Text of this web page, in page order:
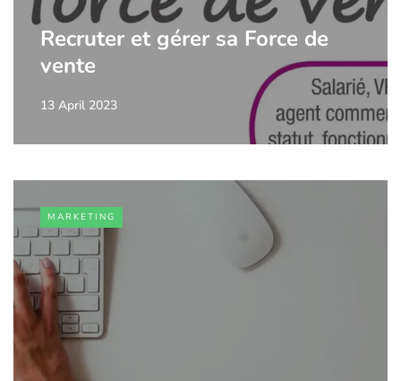
Recruter et gérer sa Force de
vente
13 April 2023
MARKETING